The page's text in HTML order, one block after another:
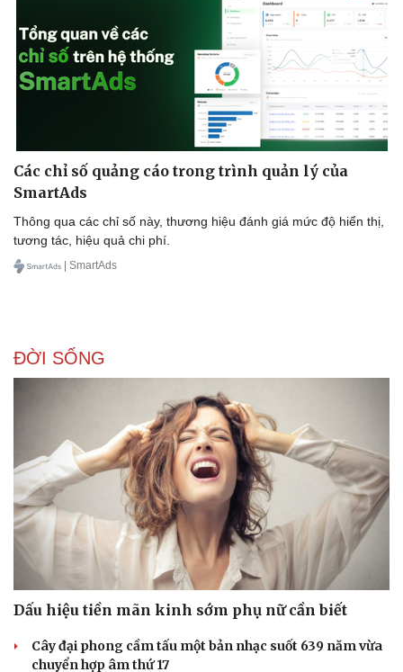
Các chỉ số quảng cáo trong trình quản lý của
SmartAds
Thông qua các chỉ số này, thương hiệu đánh giá mức độ hiển thị,
tương tác, hiệu quả chi phí.
| SmartAds
ĐỜI SỐNG
Dấu hiệu tiền mãn kinh sớm phụ nữ cần biết
Cây đại phong cầm tấu một bản nhạc suốt 639 năm vừa
chuyển hợp âm thứ 17